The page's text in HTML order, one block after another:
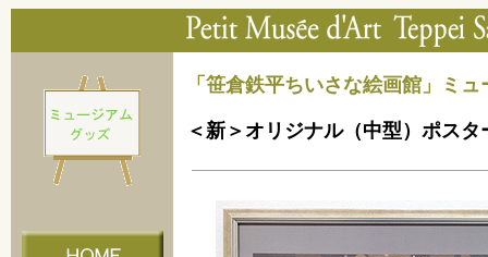
「笹倉鉄平ちいさな絵画館」ミ
＜新＞オリジナル（中型）ポスタ